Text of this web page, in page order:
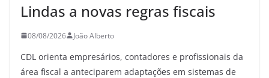
Lindas a novas regras fiscais
08/08/2026 João Alberto
CDL orienta empresários, contadores e profissionais da
área fiscal a anteciparem adaptações em sistemas de